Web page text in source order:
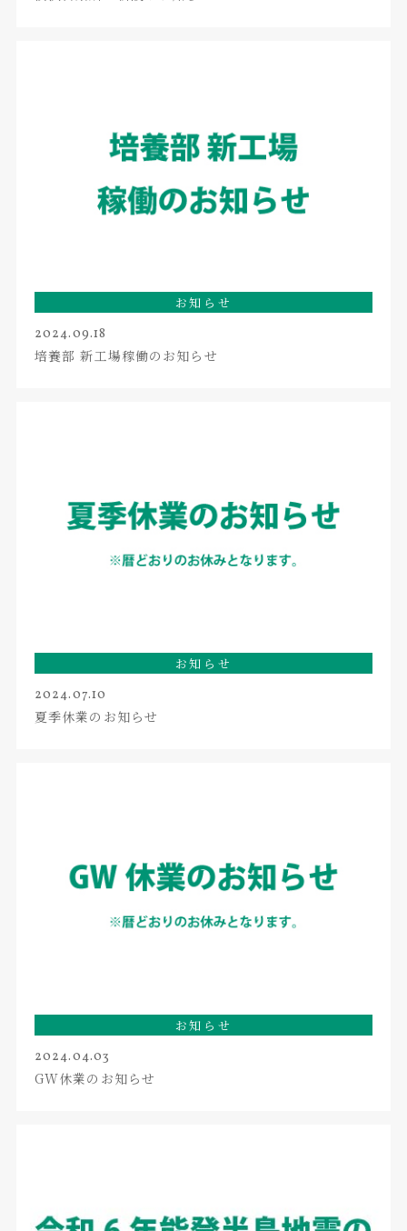
お知らせ
2024.09.18
培養部 新工場稼働のお知らせ
お知らせ
2024.07.10
夏季休業のお知らせ
お知らせ
2024.04.03
GW休業のお知らせ